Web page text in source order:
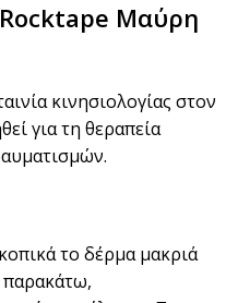
Rocktape Μαύρη
κινησιολογίας στον
για τη θεραπεία
το δέρμα μακριά
παρακάτω,